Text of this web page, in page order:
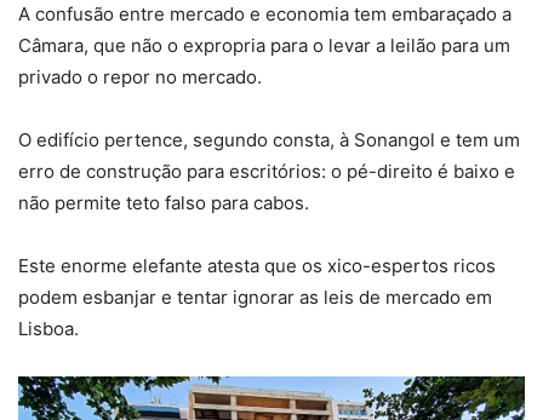
A confusão entre mercado e economia tem embaraçado a
Câmara, que não o expropria para o levar a leilão para um
privado o repor no mercado.
O edifício pertence, segundo consta, à Sonangol e tem um
erro de construção para escritórios: o pé-direito é baixo e
não permite teto falso para cabos.
Este enorme elefante atesta que os xico-espertos ricos
podem esbanjar e tentar ignorar as leis de mercado em
Lisboa.